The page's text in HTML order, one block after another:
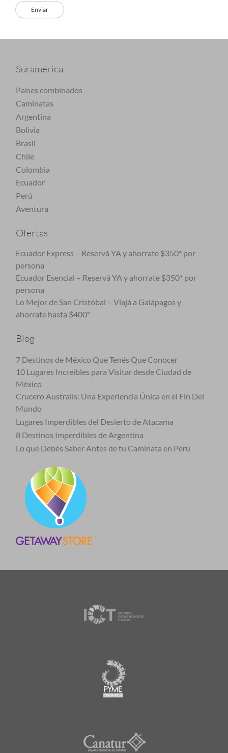
Suramérica
Países combinados
Caminatas
Argentina
Bolivia
Brasil
Chile
Colombia
Ecuador
Perú
Aventura
Ofertas
Ecuador Express – Reservá YA y ahorrate $350* por
persona
Ecuador Esencial – Reservá YA y ahorrate $350* por
persona
Lo Mejor de San Cristóbal – Viajá a Galápagos y
ahorrate hasta $400*
Blog
7 Destinos de México Que Tenés Que Conocer
10 Lugares Increíbles para Visitar desde Ciudad de
México
Crucero Australis: Una Experiencia Única en el Fin Del
Mundo
Lugares Imperdibles del Desierto de Atacama
8 Destinos Imperdibles de Argentina
Lo que Debés Saber Antes de tu Caminata en Perú